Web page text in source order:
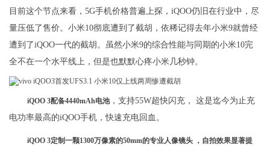
目前这个节点来看，5G手机价格普遍上探，iQOO仍旧在行业中，尽
量压低了售价。小米10彻底遭到了截胡，依稀记得去年小米9就曾经
遭到了iQOO一代的截胡。虽然小米9的综合性能与同期的小米10完
全不在一个水平线上，但是也默默心疼小米几秒钟。
iQOO 3配备4440mAh电池，支持55W超快闪充， 这是迄今为止充
电功率最高的iQOO手机，快速充电回血。
iQOO 3定制一颗1300万像素的50mm的专业人像镜头 ，自拍效果显著提